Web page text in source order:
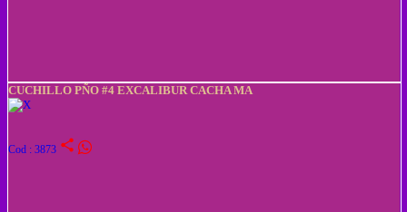
CUCHILLO PÑO #4 EXCALIBUR CACHA MA
Cod : 3873 share